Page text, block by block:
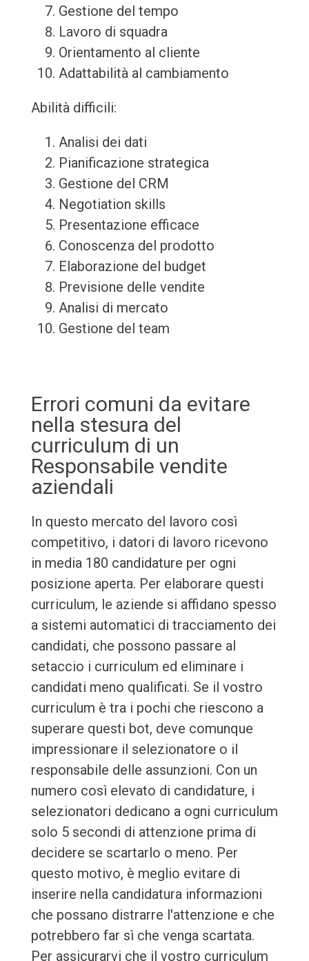
Gestione del tempo
Lavoro di squadra
Orientamento al cliente
Adattabilità al cambiamento
Abilità difficili:
Analisi dei dati
Pianificazione strategica
Gestione del CRM
Negotiation skills
Presentazione efficace
Conoscenza del prodotto
Elaborazione del budget
Previsione delle vendite
Analisi di mercato
Gestione del team
Errori comuni da evitare
nella stesura del
curriculum di un
Responsabile vendite
aziendali
In questo mercato del lavoro così
competitivo, i datori di lavoro ricevono
in media 180 candidature per ogni
posizione aperta. Per elaborare questi
curriculum, le aziende si affidano spesso
a sistemi automatici di tracciamento dei
candidati, che possono passare al
setaccio i curriculum ed eliminare i
candidati meno qualificati. Se il vostro
curriculum è tra i pochi che riescono a
superare questi bot, deve comunque
impressionare il selezionatore o il
responsabile delle assunzioni. Con un
numero così elevato di candidature, i
selezionatori dedicano a ogni curriculum
solo 5 secondi di attenzione prima di
decidere se scartarlo o meno. Per
questo motivo, è meglio evitare di
inserire nella candidatura informazioni
che possano distrarre l'attenzione e che
potrebbero far sì che venga scartata.
Per assicurarvi che il vostro curriculum